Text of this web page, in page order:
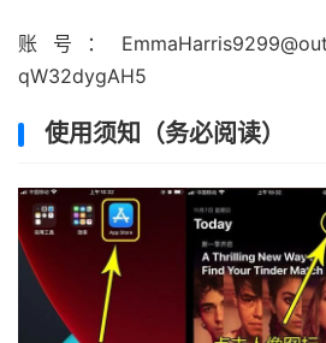
账号：
qW32dygAH5
使用须知（务必阅读）